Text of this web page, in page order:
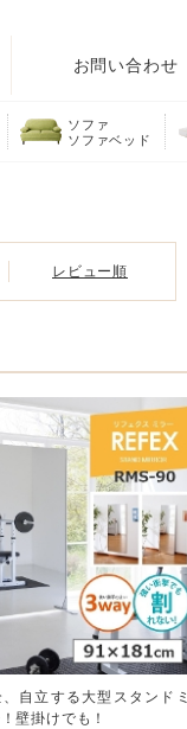
お問い合わせ
ソファ
ソファベッド
レビュー順
自立する大型スタンドミ
壁掛けでも！